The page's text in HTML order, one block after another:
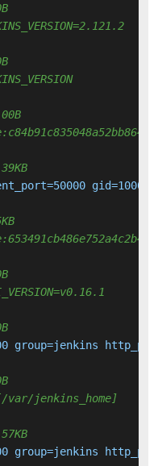
group=jenkins
var/jenkins_home]
group=jenkins